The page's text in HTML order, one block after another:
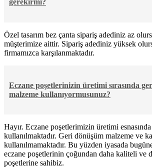
gerekirmi?
Özel tasarım bez çanta sipariş adediniz az
müşterimize aittir. Sipariş adediniz yüksek
firmamızca karşılanmaktadır.
Eczane poşetlerinizin üretimi sırasında
malzeme kullanıyormusunuz?
Hayır. Eczane poşetlerimizin üretimi
kullanılmaktadır. Geri dönüşüm malzeme ve
kullanılmamaktadır. Bu yüzden iyasada
eczane poşetlerinin çoğundan daha kaliteli ve
poşetlerine sahibiz.